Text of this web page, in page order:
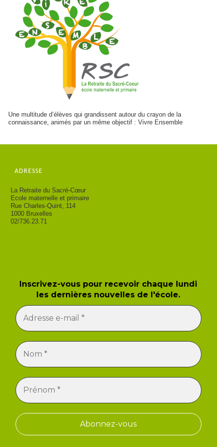
Une multitude d’élèves qui grandissent autour du crayon de la
connaissance, animés par un même objectif : Vivre Ensemble
ADRESSE
La Retraite du Sacré-Cœur
Ecole maternelle et primaire
Rue Charles-Quint, 114
1000 Bruxelles
02/736.23.71
Inscrivez-vous pour recevoir chaque lundi
les dernières nouvelles de l'école.